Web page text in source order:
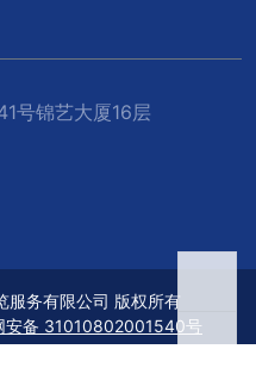
号锦艺大厦16层
务有限公司 版权所有
安备 31010802001540号